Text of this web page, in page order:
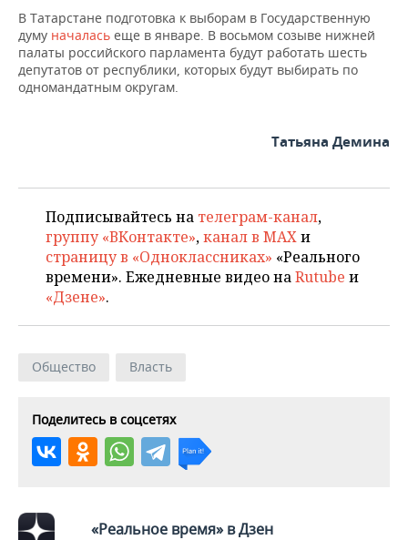
ХОККЕЙ С МЯЧОМ
ПРОИСШЕСТВИЯ
В Татарстане подготовка к выборам в Государственную
думу началась еще в январе. В восьмом созыве нижней
палаты российского парламента будут работать шесть
депутатов от республики, которых будут выбирать по
одномандатным округам.
Татьяна Демина
Подписывайтесь на телеграм-канал,
группу «ВКонтакте»,канал в MAXи
страницу в «Одноклассниках» «Реального
времени». Ежедневные видео наRutube и
«Дзене».
Общество Власть
Поделитесь в соцсетях
«Реальное время» в Дзен